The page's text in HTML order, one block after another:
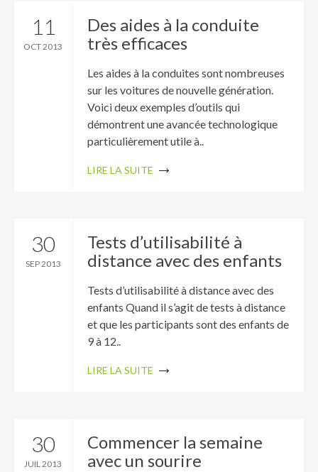
11
OCT 2013
Des aides à la conduite
très efficaces
Les aides à la conduites sont nombreuses
sur les voitures de nouvelle génération.
Voici deux exemples d’outils qui
démontrent une avancée technologique
particulièrement utile à..
LIRE LA SUITE
30
SEP 2013
Tests d’utilisabilité à
distance avec des enfants
Tests d’utilisabilité à distance avec des
enfants Quand il s’agit de tests à distance
et que les participants sont des enfants de
9 à 12..
LIRE LA SUITE
30
JUIL 2013
Commencer la semaine
avec un sourire